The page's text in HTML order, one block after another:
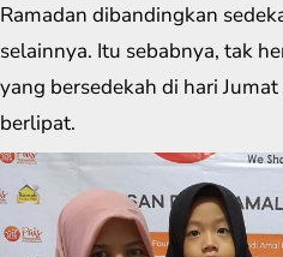
Ramadan dibandingkan
selainnya. Itu sebabnya, tak
yang bersedekah di hari
berlipat.